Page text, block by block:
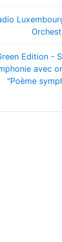
Edition -
avec
"Poème